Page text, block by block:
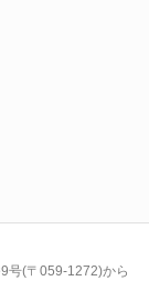
号(〒059-1272)から